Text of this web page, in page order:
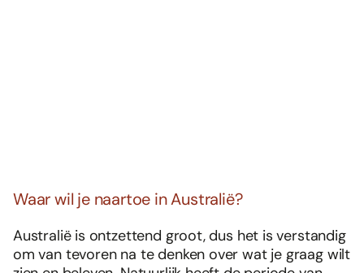
Waar wil je naartoe in Australië?
Australië is ontzettend groot, dus het is verstandig
om van tevoren na te denken over wat je graag wilt